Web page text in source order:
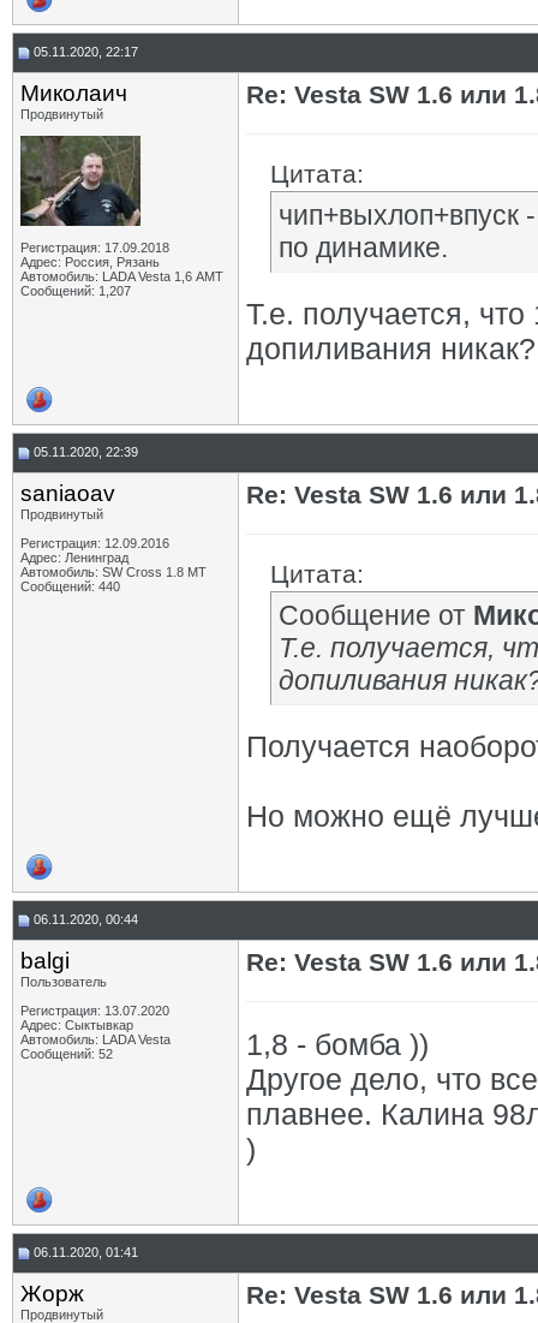
05.11.2020, 22:17
Миколаич
Продвинутый
Регистрация: 17.09.2018
Адрес: Россия, Рязань
Автомобиль: LADA Vesta 1,6 АМТ
Сообщений: 1,207
Re: Vesta SW 1.6 или
Цитата:
по динамике.
Т.е. получается,
допиливания
05.11.2020, 22:39
saniaoav
Продвинутый
Регистрация: 12.09.2016
Адрес: Ленинград
Автомобиль: SW Cross 1.8 MT
Сообщений: 440
Re: Vesta SW 1.6 или
Цитата:
Сообщение от
Т.е. получается,
допиливания
Получается
Но можно ещё
06.11.2020, 00:44
balgi
Пользователь
Регистрация: 13.07.2020
Адрес: Сыктывкар
Автомобиль: LADA Vesta
Сообщений: 52
Re: Vesta SW 1.6 или
1,8 - бомба ))
Другое дело, что
плавнее. Калина
)
06.11.2020, 01:41
Жорж
Продвинутый
Re: Vesta SW 1.6 или